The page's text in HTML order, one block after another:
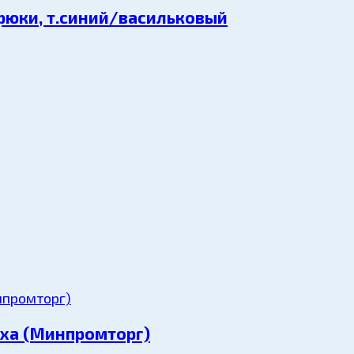
т.синий/васильковый
(Минпромторг)